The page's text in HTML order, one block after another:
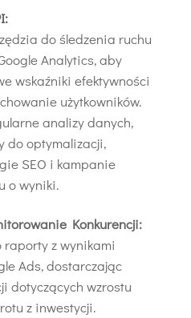
do śledzenia ruchu
Analytics, aby
wskaźniki efektywności
użytkowników.
analizy danych,
do optymalizacji,
SEO i kampanie
o wyniki.
Konkurencji:
raporty z wynikami
Ads, dostarczając
dotyczących wzrostu
z inwestycji.